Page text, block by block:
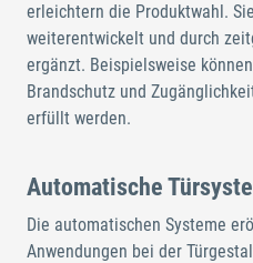
erleichtern die Produktwahl.
weiterentwickelt und durch
ergänzt. Beispielsweise
Brandschutz und
erfüllt werden.
Automatische
Die automatischen Systeme
Anwendungen bei der